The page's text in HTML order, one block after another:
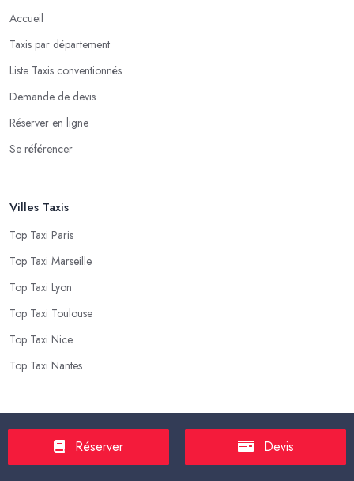
Accueil
Taxis par département
Liste Taxis conventionnés
Demande de devis
Réserver en ligne
Se référencer
Villes Taxis
Top Taxi Paris
Top Taxi Marseille
Top Taxi Lyon
Top Taxi Toulouse
Top Taxi Nice
Top Taxi Nantes
Tarif Course TaxiRéserver Devis